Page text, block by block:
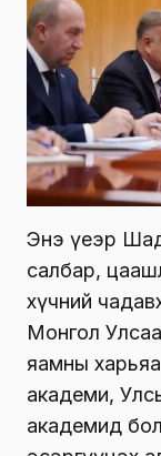
Энэ үеэр
салбар,
хүчний
Монгол
яамны
академи,
академид